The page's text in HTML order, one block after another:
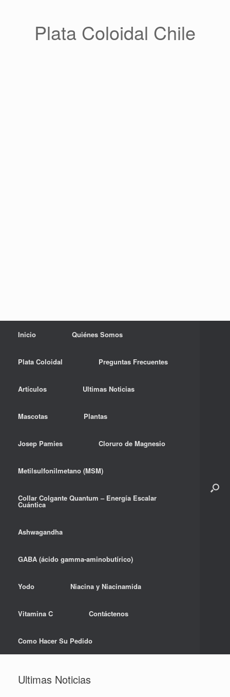
Plata Coloidal Chile
Inicio Quiénes Somos
Plata Coloidal Preguntas Frecuentes
Artículos Ultimas Noticias
Mascotas Plantas
Josep Pamies Cloruro de Magnesio
Metilsulfonilmetano (MSM)
Collar Colgante Quantum – Energía Escalar
Cuántica
Ashwagandha
GABA (ácido gamma-aminobutírico)
Yodo Niacina y Niacinamida
Vitamina C Contáctenos
Como Hacer Su Pedido
Ultimas Noticias